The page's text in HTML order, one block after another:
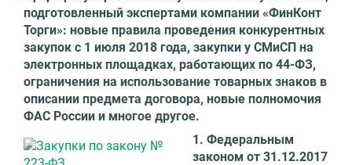
подготовленный экспертами компании «ФинКонт
Торги»: новые правила проведения конкурентных
закупок с 1 июля 2018 года, закупки у СМиСП на
электронных площадках, работающих по 44-ФЗ,
ограничения на использование товарных знаков в
описании предмета договора, новые полномочия
ФАС России и многое другое.
1. Федеральным
законом от 31.12.2017